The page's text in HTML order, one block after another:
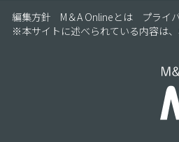
編集方針 M＆A Onlineとは プライ
※本サイトに述べられている内容は、